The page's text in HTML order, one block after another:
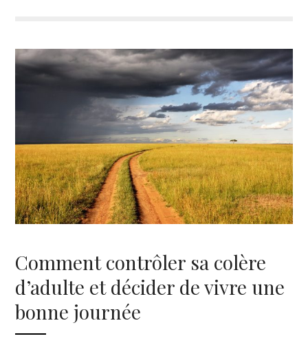
Comment contrôler sa colère
d’adulte et décider de vivre une
bonne journée